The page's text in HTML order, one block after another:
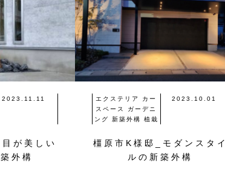
2023.11.11
が美しい
外構
エクステリア
カー
スペース
ガーデニ
ング
新築外構 植栽
2023.10.01
橿原市K様邸_モダンスタイ
ルの新築外構